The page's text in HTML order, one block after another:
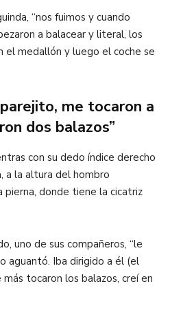
“nos fuimos y cuando
a balacear y literal, los
el medallón y luego el coche se
me tocaron a
dos balazos”
con su dedo índice derecho
a la altura del hombro
pierna, donde tiene la cicatriz
uno de sus compañeros, “le
aguantó. Iba dirigido a él (el
tocaron los balazos, creí en